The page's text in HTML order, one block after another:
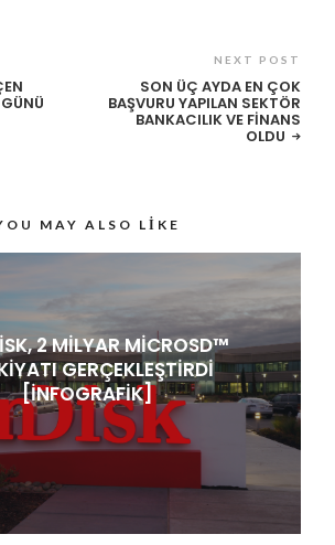
NEXT POST
SON ÜÇ AYDA EN ÇOK
BAŞVURU YAPILAN SEKTÖR
BANKACILIK VE FINANS
OLDU
MAY ALSO LIKE
2 MILYAR MICROSD™
GERÇEKLEŞTIRDI
[İNFOGRAFIK]